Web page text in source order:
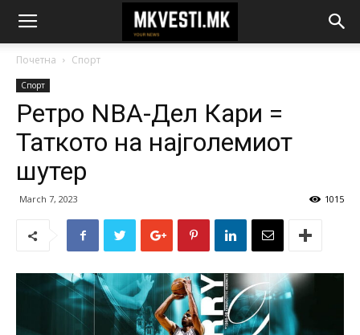
Почетна Спорт
Спорт
Ретро NBA-Дел Кари =
Таткото на најголемиот
шутер
March 7, 2023 1015